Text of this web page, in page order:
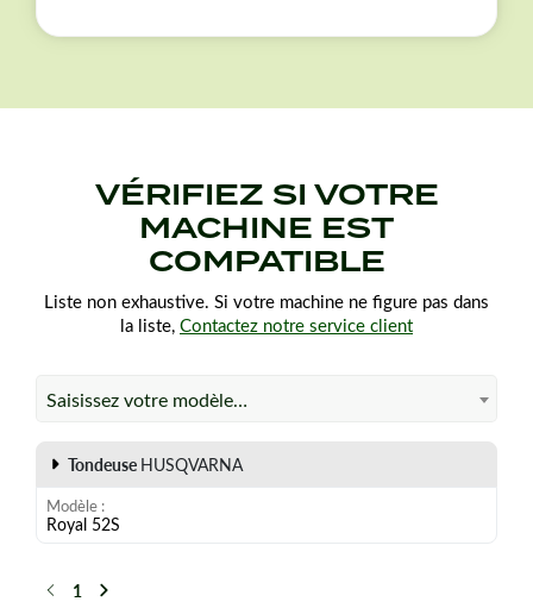
VÉRIFIEZ SI VOTRE
MACHINE EST
COMPATIBLE
Liste non exhaustive. Si votre machine ne figure pas dans
la liste, Contactez notre service client
Saisissez votre modèle…
Tondeuse HUSQVARNA
Modèle
Royal 52S
Précédent
1 Suivant